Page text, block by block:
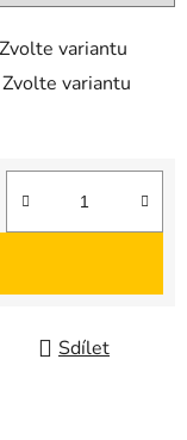
Zvolte variantu
Zvolte variantu
Sdílet